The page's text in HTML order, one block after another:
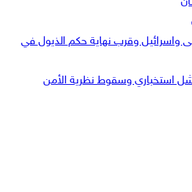
واسرائيل وقرب نهاية حكم الذيول في
استخباري وسقوط نظرية الأمن